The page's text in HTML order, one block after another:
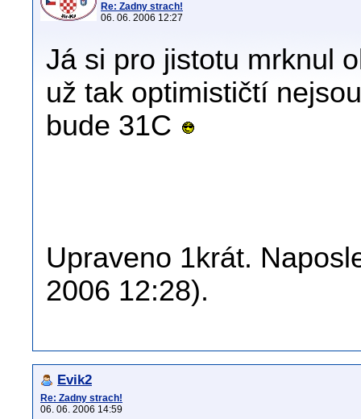
Re: Zadny strach!
06. 06. 2006 12:27
Já si pro jistotu mrknul
už tak optimističtí
bude 31C
Upraveno 1krát.
2006 12:28).
Evik2
Re: Zadny strach!
06. 06. 2006 14:59